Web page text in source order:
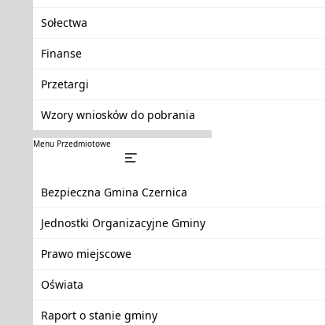
Sołectwa
Finanse
Przetargi
Wzory wniosków do pobrania
Menu Przedmiotowe
Bezpieczna Gmina Czernica
Jednostki Organizacyjne Gminy
Prawo miejscowe
Oświata
Raport o stanie gminy